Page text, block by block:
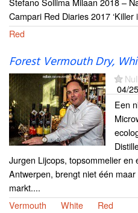
Campari Red Diaries 2017
Red
Forest Vermouth Dry,
04/
Een
Jurgen Lijcops, topsommelier
Antwerpen, brengt niet één
markt....
Vermouth
White Red